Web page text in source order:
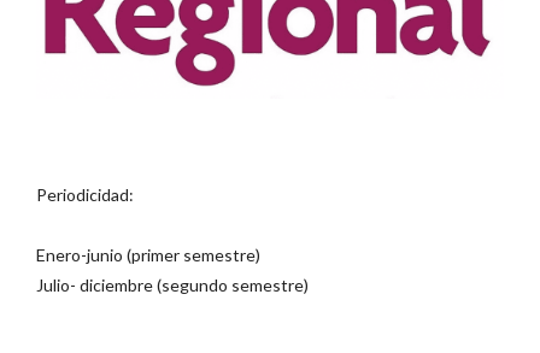
Periodicidad:
Enero-junio (primer semestre)
Julio- diciembre (segundo semestre)